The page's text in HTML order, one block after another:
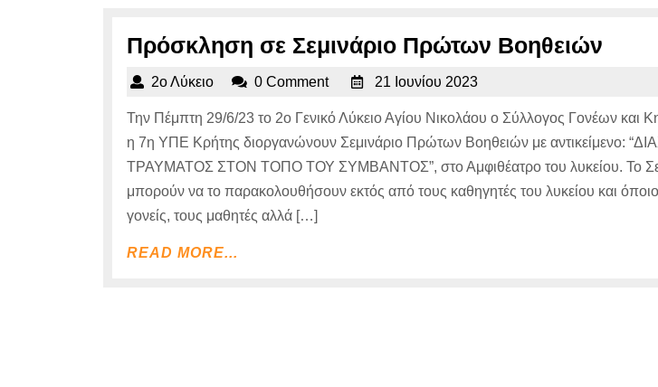
Πρόσκληση σε Σεμινάριο Πρώτων Βοηθειών
2ο Λύκειο2ο
0 Comment 21 Ιουνίου 202321
2023
Την Πέμπτη 29/6/23 το 2ο Γενικό Λύκειο Αγίου Νικολάου ο Σύλλογος Γονέων και
η 7η ΥΠΕ Κρήτης διοργανώνουν Σεμινάριο Πρώτων Βοηθειών με αντικείμενο:
ΤΡΑΥΜΑΤΟΣ ΣΤΟΝ ΤΟΠΟ ΤΟΥ ΣΥΜΒΑΝΤΟΣ”, στο Αμφιθέατρο του λυκείου. Το
μπορούν να το παρακολουθήσουν εκτός από τους καθηγητές του λυκείου και
γονείς, τους μαθητές αλλά […]
READ MORE...